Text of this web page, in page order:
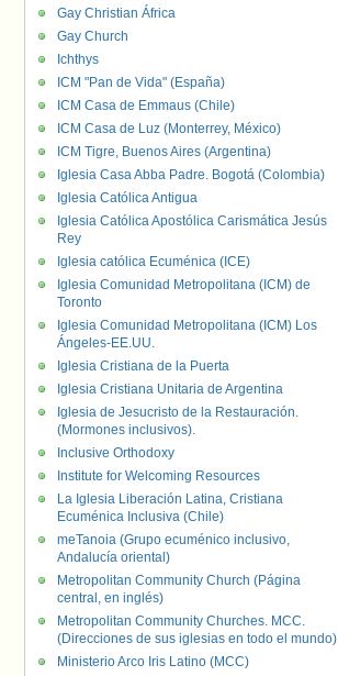
Gay Christian África
Gay Church
Ichthys
ICM "Pan de Vida" (España)
ICM Casa de Emmaus (Chile)
ICM Casa de Luz (Monterrey, México)
ICM Tigre, Buenos Aires (Argentina)
Iglesia Casa Abba Padre. Bogotá (Colombia)
Iglesia Católica Antigua
Iglesia Católica Apostólica Carismática Jesús
Rey
Iglesia católica Ecuménica (ICE)
Iglesia Comunidad Metropolitana (ICM) de
Toronto
Iglesia Comunidad Metropolitana (ICM) Los
Ángeles-EE.UU.
Iglesia Cristiana de la Puerta
Iglesia Cristiana Unitaria de Argentina
Iglesia de Jesucristo de la Restauración.
(Mormones inclusivos).
Inclusive Orthodoxy
Institute for Welcoming Resources
La Iglesia Liberación Latina, Cristiana
Ecuménica Inclusiva (Chile)
meTanoia (Grupo ecuménico inclusivo,
Andalucía oriental)
Metropolitan Community Church (Página
central, en inglés)
Metropolitan Community Churches. MCC.
(Direcciones de sus iglesias en todo el mundo)
Ministerio Arco Iris Latino (MCC)